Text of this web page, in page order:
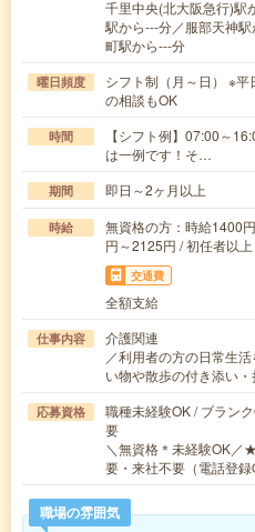
千里中央(北大阪急行)駅
駅から---分／服部天神
町駅から---分
曜日頻度
シフト制（月～日） ※
の相談もOK
時間
【シフト例】07:00～
は一例です！そ…
期間 即日～2ヶ月以上
時給
無資格の方：時給1400
円～2125円 / 初任者以
交通費
全額支給
仕事内容
介護関連
／利用者の方の日常生
い物や散歩の付き添い
応募資格
職種未経験OK / ブラン
要
＼無資格＊未経験OK
要・来社不要（電話登
職場の雰囲気